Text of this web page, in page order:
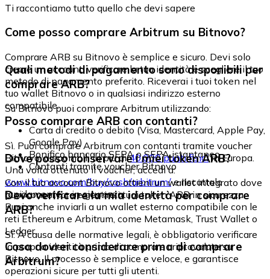
Ti raccontiamo tutto quello che devi sapere
Come posso comprare Arbitrum su Bitnovo?
Comprare ARB su Bitnovo è semplice e sicuro. Devi solo
creare un account, verificare la tua identità e scegliere il tuo
metodo di pagamento preferito. Riceverai i tuoi token nel
tuo wallet Bitnovo o in qualsiasi indirizzo esterno
compatibile.
Quali metodi di pagamento sono disponibili per
comprare ARB?
Su Bitnovo puoi comprare Arbitrum utilizzando:
Carta di credito o debito (Visa, Mastercard, Apple Pay,
Google Pay)
Bonifico bancario SEPA o SEPA istantaneo
Contanti tramite voucher Bitnovo
Posso comprare ARB con contanti?
Sì. Puoi comprare Arbitrum con contanti tramite voucher
Bitnovo, disponibili in più di40.000 punti fisiciin Europa.
Una volta ottenuto il voucher, accedi a:
www.bitnovo.com/buy/cash/arbitrum/e riscattalo
rapidamente e in sicurezza.
Dove posso conservare i miei token ARB?
Con il tuo account Bitnovo ottieni un wallet integrato dove
puoi conservare e gestire i tuoi token ARB in sicurezza.
Puoi anche inviarli a un wallet esterno compatibile con le
reti Ethereum e Arbitrum, come Metamask, Trust Wallet o
Ledger.
Devo verificare la mia identità per comprare
ARB?
Sì. A causa delle normative legali, è obbligatorio verificare
la propria identità prima di comprare criptovalute su
Bitnovo. Il processo è semplice e veloce, e garantisce
operazioni sicure per tutti gli utenti.
Cosa dovrei considerare prima di comprare
Arbitrum?